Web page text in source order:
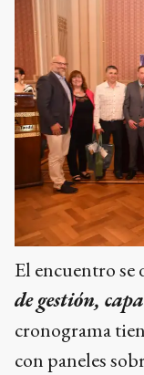
El encuentro se
de gestión,
cronograma
con paneles